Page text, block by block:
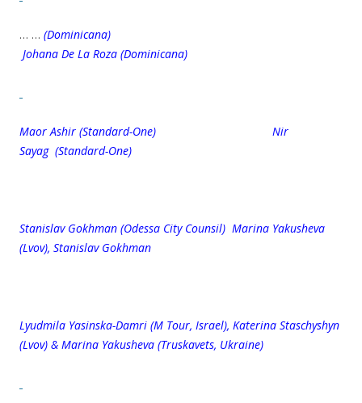
… … (Dominicanа)
Johana De La Roza (Dominicana)
Maor Ashir (Standard-One) Nir
Sayag (Standard-One)
Stanislav Gokhman (Odessa City Counsil) Marina Yakusheva
(Lvov), Stanislav Gokhman
Lyudmila Yasinska-Damri (M Tour, Israel), Katerina Staschyshyn
(Lvov) & Marina Yakusheva (Truskavets, Ukraine)